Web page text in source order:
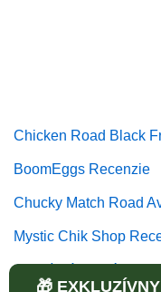
Chicken Road Black
BoomEggs Recenzie
Chucky Match Road
Mystic Chik Shop
Chytiť kráľovské vajce
🎁